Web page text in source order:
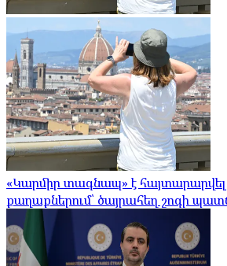
«Կարմիր տագնապ» է
քաղաքներում՝ ծայրահեղ շոգի